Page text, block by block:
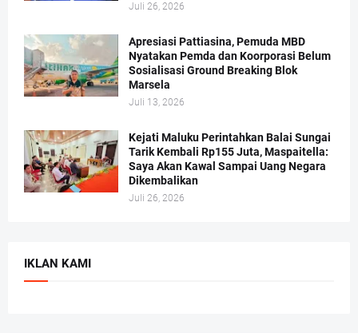
Juli 26, 2026
Apresiasi Pattiasina, Pemuda MBD
Nyatakan Pemda dan Koorporasi Belum
Sosialisasi Ground Breaking Blok
Marsela
Juli 13, 2026
Kejati Maluku Perintahkan Balai Sungai
Tarik Kembali Rp155 Juta, Maspaitella:
Saya Akan Kawal Sampai Uang Negara
Dikembalikan
Juli 26, 2026
IKLAN KAMI